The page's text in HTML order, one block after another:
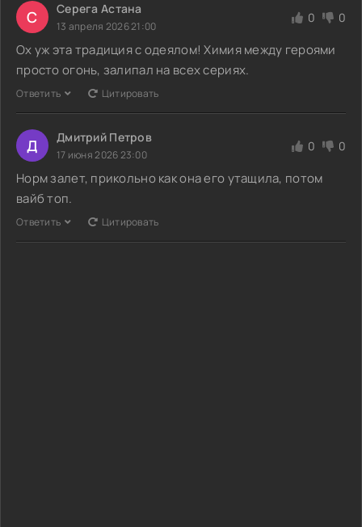
С Серега Астана
13 апреля 2026 21:00
0 0
Ох уж эта традиция с одеялом! Химия между героями
просто огонь, залипал на всех сериях.
Ответить Цитировать
Д Дмитрий Петров
17 июня 2026 23:00
0 0
Норм залет, прикольно как она его утащила, потом
вайб топ.
Ответить Цитировать